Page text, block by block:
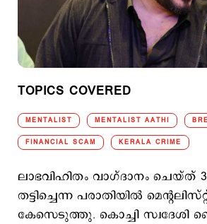
TOPICS COVERED
MENTALIST MENTALIST AATHI
FINANCIAL SCAM KERALA CRIME
ലാഭവിഹിതം വാഗ്ദാനം ചെയ്ത്
തട്ടിച്ചെന്ന പരാതിയിൽ
കേസെടുത്തു. കൊച്ചി സ്വദേശി